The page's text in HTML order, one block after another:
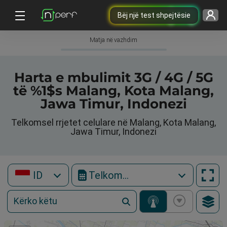
Bëj një test shpejtësie
Matja në vazhdim
Harta e mbulimit 3G / 4G / 5G
të %1$s Malang, Kota Malang,
Jawa Timur, Indonezi
Telkomsel rrjetet celulare në Malang, Kota Malang,
Jawa Timur, Indonezi
ID Telkomsel